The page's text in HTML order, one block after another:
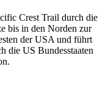
Crest Trail durch die
bis in den Norden zur
der USA und führt
die US Bundesstaaten